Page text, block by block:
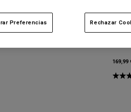
169,99
Preferencias Rechazar